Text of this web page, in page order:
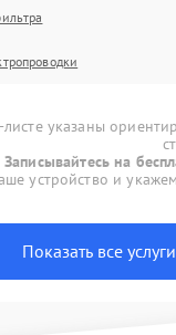
указаны
Записывайтесь на
устройство и
Показать все услуги